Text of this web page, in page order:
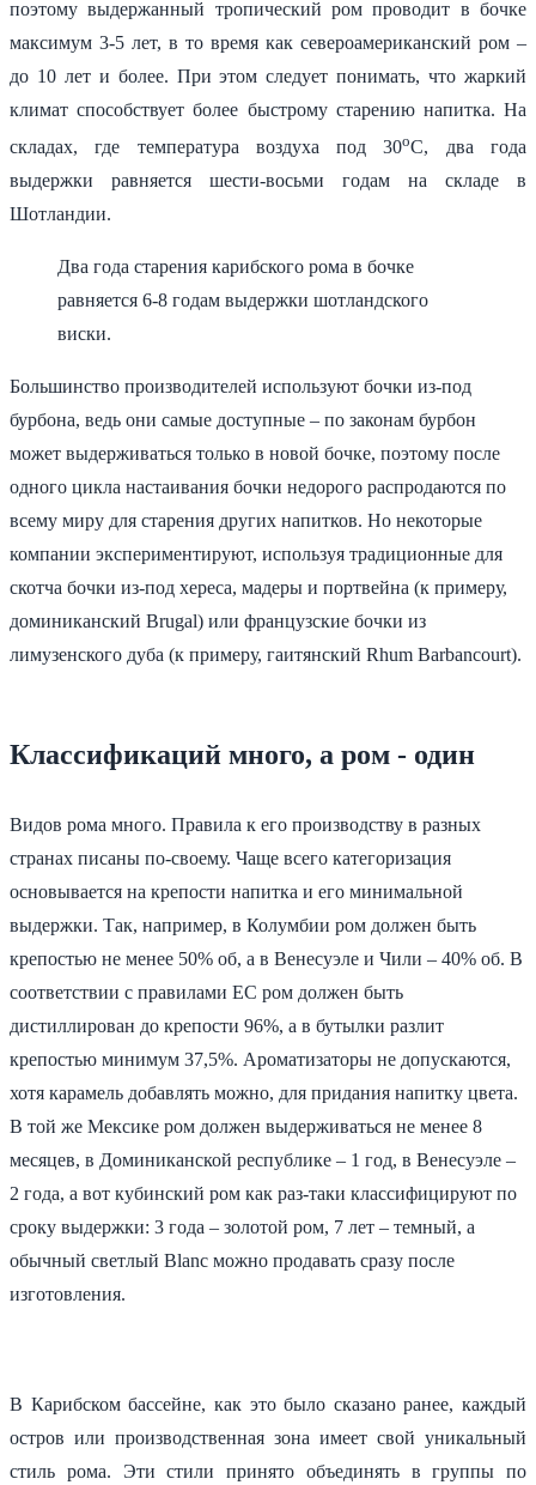
поэтому выдержанный тропический ром проводит в бочке
максимум 3-5 лет, в то время как североамериканский ром –
до 10 лет и более. При этом следует понимать, что жаркий
климат способствует более быстрому старению напитка. На
складах, где температура воздуха под 30оС, два года
выдержки равняется шести-восьми годам на складе в
Шотландии.
Два года старения карибского рома в бочке
равняется 6-8 годам выдержки шотландского
виски.
Большинство производителей используют бочки из-под
бурбона, ведь они самые доступные – по законам бурбон
может выдерживаться только в новой бочке, поэтому после
одного цикла настаивания бочки недорого распродаются по
всему миру для старения других напитков. Но некоторые
компании экспериментируют, используя традиционные для
скотча бочки из-под хереса, мадеры и портвейна (к примеру,
доминиканский Brugal) или французские бочки из
лимузенского дуба (к примеру, гаитянский Rhum Barbancourt).
Классификаций много, а ром - один
Видов рома много. Правила к его производству в разных
странах писаны по-своему. Чаще всего категоризация
основывается на крепости напитка и его минимальной
выдержки. Так, например, в Колумбии ром должен быть
крепостью не менее 50% об, а в Венесуэле и Чили – 40% об. В
соответствии с правилами ЕС ром должен быть
дистиллирован до крепости 96%, а в бутылки разлит
крепостью минимум 37,5%. Ароматизаторы не допускаются,
хотя карамель добавлять можно, для придания напитку цвета.
В той же Мексике ром должен выдерживаться не менее 8
месяцев, в Доминиканской республике – 1 год, в Венесуэле –
2 года, а вот кубинский ром как раз-таки классифицируют по
сроку выдержки: 3 года – золотой ром, 7 лет – темный, а
обычный светлый Blanc можно продавать сразу после
изготовления.
В Карибском бассейне, как это было сказано ранее, каждый
остров или производственная зона имеет свой уникальный
стиль рома. Эти стили принято объединять в группы по